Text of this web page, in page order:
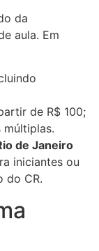
da
aula. Em
de R$ 100;
múltiplas.
de Janeiro
iniciantes ou
do CR.